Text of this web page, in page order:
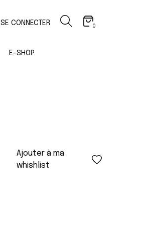
SE CONNECTER 0
E-SHOP
Ajouter à ma
whishlist